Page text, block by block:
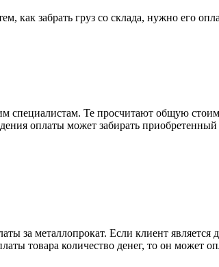
как забрать груз со склада, нужно его
Те просчитают общую
оплаты может забирать приобретенный
за металлопрокат. Если клиент является
товара количество денег, то он может